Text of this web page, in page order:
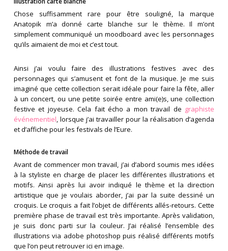
Chose suffisamment rare pour être souligné, la marque
Anatopik m’a donné carte blanche sur le thème. Il m’ont
simplement communiqué un moodboard avec les personnages
qu’ils aimaient de moi et c’est tout.
Ainsi j’ai voulu faire des illustrations festives avec des
personnages qui s’amusent et font de la musique. Je me suis
imaginé que cette collection serait idéale pour faire la fête, aller
à un concert, ou une petite soirée entre ami(e)s, une collection
festive et joyeuse. Cela fait écho a mon travail de graphiste
événementiel, lorsque j’ai travailler pour la réalisation d’agenda
et d’affiche pour les festivals de l’Eure.
Méthode de travail
Avant de commencer mon travail, j’ai d’abord soumis mes idées
à la styliste en charge de placer les différentes illustrations et
motifs. Ainsi après lui avoir indiqué le thème et la direction
artistique que je voulais aborder, j’ai par la suite dessiné un
croquis. Le croquis a fait l’objet de différents allés-retours. Cette
première phase de travail est très importante. Après validation,
je suis donc parti sur la couleur. J’ai réalisé l’ensemble des
illustrations via adobe photoshop puis réalisé différents motifs
que l’on peut retrouver ici en image.